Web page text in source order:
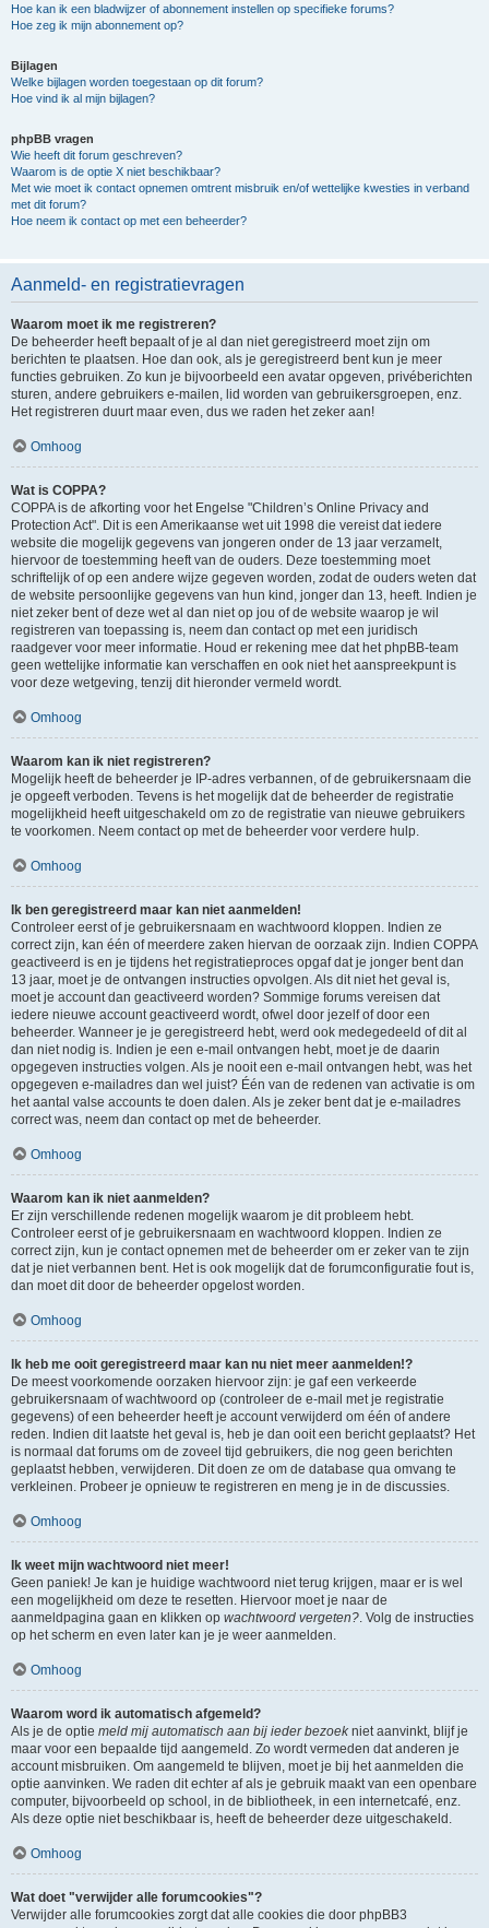
Hoe kan ik een bladwijzer of abonnement instellen op specifieke forums?
Hoe zeg ik mijn abonnement op?
Bijlagen
Welke bijlagen worden toegestaan op dit forum?
Hoe vind ik al mijn bijlagen?
phpBB vragen
Wie heeft dit forum geschreven?
Waarom is de optie X niet beschikbaar?
Met wie moet ik contact opnemen omtrent misbruik en/of wettelijke kwesties in verband
met dit forum?
Hoe neem ik contact op met een beheerder?
Aanmeld- en registratievragen
Waarom moet ik me registreren?
De beheerder heeft bepaalt of je al dan niet geregistreerd moet zijn om
berichten te plaatsen. Hoe dan ook, als je geregistreerd bent kun je meer
functies gebruiken. Zo kun je bijvoorbeeld een avatar opgeven, privéberichten
sturen, andere gebruikers e-mailen, lid worden van gebruikersgroepen, enz.
Het registreren duurt maar even, dus we raden het zeker aan!
Omhoog
Wat is COPPA?
COPPA is de afkorting voor het Engelse "Children’s Online Privacy and
Protection Act". Dit is een Amerikaanse wet uit 1998 die vereist dat iedere
website die mogelijk gegevens van jongeren onder de 13 jaar verzamelt,
hiervoor de toestemming heeft van de ouders. Deze toestemming moet
schriftelijk of op een andere wijze gegeven worden, zodat de ouders weten dat
de website persoonlijke gegevens van hun kind, jonger dan 13, heeft. Indien je
niet zeker bent of deze wet al dan niet op jou of de website waarop je wil
registreren van toepassing is, neem dan contact op met een juridisch
raadgever voor meer informatie. Houd er rekening mee dat het phpBB-team
geen wettelijke informatie kan verschaffen en ook niet het aanspreekpunt is
voor deze wetgeving, tenzij dit hieronder vermeld wordt.
Omhoog
Waarom kan ik niet registreren?
Mogelijk heeft de beheerder je IP-adres verbannen, of de gebruikersnaam die
je opgeeft verboden. Tevens is het mogelijk dat de beheerder de registratie
mogelijkheid heeft uitgeschakeld om zo de registratie van nieuwe gebruikers
te voorkomen. Neem contact op met de beheerder voor verdere hulp.
Omhoog
Ik ben geregistreerd maar kan niet aanmelden!
Controleer eerst of je gebruikersnaam en wachtwoord kloppen. Indien ze
correct zijn, kan één of meerdere zaken hiervan de oorzaak zijn. Indien COPPA
geactiveerd is en je tijdens het registratieproces opgaf dat je jonger bent dan
13 jaar, moet je de ontvangen instructies opvolgen. Als dit niet het geval is,
moet je account dan geactiveerd worden? Sommige forums vereisen dat
iedere nieuwe account geactiveerd wordt, ofwel door jezelf of door een
beheerder. Wanneer je je geregistreerd hebt, werd ook medegedeeld of dit al
dan niet nodig is. Indien je een e-mail ontvangen hebt, moet je de daarin
opgegeven instructies volgen. Als je nooit een e-mail ontvangen hebt, was het
opgegeven e-mailadres dan wel juist? Één van de redenen van activatie is om
het aantal valse accounts te doen dalen. Als je zeker bent dat je e-mailadres
correct was, neem dan contact op met de beheerder.
Omhoog
Waarom kan ik niet aanmelden?
Er zijn verschillende redenen mogelijk waarom je dit probleem hebt.
Controleer eerst of je gebruikersnaam en wachtwoord kloppen. Indien ze
correct zijn, kun je contact opnemen met de beheerder om er zeker van te zijn
dat je niet verbannen bent. Het is ook mogelijk dat de forumconfiguratie fout is,
dan moet dit door de beheerder opgelost worden.
Omhoog
Ik heb me ooit geregistreerd maar kan nu niet meer aanmelden!?
De meest voorkomende oorzaken hiervoor zijn: je gaf een verkeerde
gebruikersnaam of wachtwoord op (controleer de e-mail met je registratie
gegevens) of een beheerder heeft je account verwijderd om één of andere
reden. Indien dit laatste het geval is, heb je dan ooit een bericht geplaatst? Het
is normaal dat forums om de zoveel tijd gebruikers, die nog geen berichten
geplaatst hebben, verwijderen. Dit doen ze om de database qua omvang te
verkleinen. Probeer je opnieuw te registreren en meng je in de discussies.
Omhoog
Ik weet mijn wachtwoord niet meer!
Geen paniek! Je kan je huidige wachtwoord niet terug krijgen, maar er is wel
een mogelijkheid om deze te resetten. Hiervoor moet je naar de
aanmeldpagina gaan en klikken op wachtwoord vergeten?. Volg de instructies
op het scherm en even later kan je je weer aanmelden.
Omhoog
Waarom word ik automatisch afgemeld?
Als je de optie meld mij automatisch aan bij ieder bezoekniet aanvinkt, blijf je
maar voor een bepaalde tijd aangemeld. Zo wordt vermeden dat anderen je
account misbruiken. Om aangemeld te blijven, moet je bij het aanmelden die
optie aanvinken. We raden dit echter af als je gebruik maakt van een openbare
computer, bijvoorbeeld op school, in de bibliotheek, in een internetcafé, enz.
Als deze optie niet beschikbaar is, heeft de beheerder deze uitgeschakeld.
Omhoog
Wat doet "verwijder alle forumcookies"?
Verwijder alle forumcookies zorgt dat alle cookies die door phpBB3